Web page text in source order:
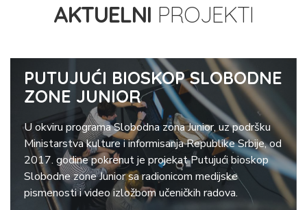
AKTUELNI PROJEKTI
PUTUJUĆI BIOSKOP SLOBODNE
ZONE JUNIOR
U okviru programa Slobodna zona Junior, uz podršku
Ministarstva kulture i informisanja Republike Srbije, od
2017. godine pokrenut je projekat Putujući bioskop
Slobodne zone Junior sa radionicom medijske
pismenosti i video izložbom učeničkih radova.